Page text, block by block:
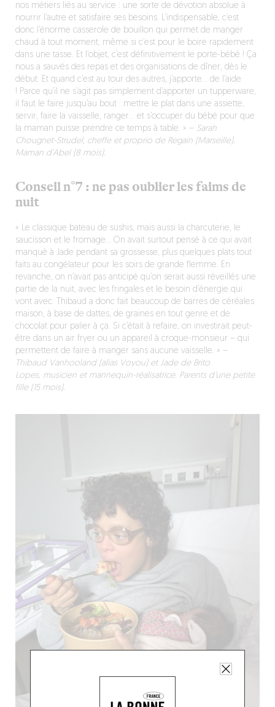
nos métiers liés au service : une sorte de dévotion absolue à
nourrir l’autre et satisfaire ses besoins. L’indispensable, c’est
donc l’énorme casserole de bouillon qui permet de manger
chaud à tout moment, même si c’est pour le boire rapidement
dans une tasse. Et l’objet, c’est définitivement le porte-bébé ! Ça
nous a sauvés des repas et des organisations de dîner, dès le
début. Et quand c’est au tour des autres, j’apporte… de l’aide
! Parce qu’il ne s’agit pas simplement d’apporter un tupperware,
il faut le faire jusqu’au bout : mettre le plat dans une assiette,
servir, faire la vaisselle, ranger… et s’occuper du bébé pour que
la maman puisse prendre ce temps à table. » – Sarah
Chougnet-Strudel, cheffe et proprio de Regain (Marseille).
Maman d’Abel (8 mois).
Conseil n°7 : ne pas oublier les faims de
nuit
« Le classique bateau de sushis, mais aussi la charcuterie, le
saucisson et le fromage… On avait surtout pensé à ce qui avait
manqué à Jade pendant sa grossesse, plus quelques plats tout
faits au congélateur pour les soirs de grande flemme. En
revanche, on n’avait pas anticipé qu’on serait aussi réveillés une
partie de la nuit, avec les fringales et le besoin d’énergie qui
vont avec. Thibaud a donc fait beaucoup de barres de céréales
maison, à base de dattes, de graines en tout genre et de
chocolat pour palier à ça. Si c’était à refaire, on investirait peut-
être dans un air fryer ou un appareil à croque-monsieur – qui
permettent de faire à manger sans aucune vaisselle. » –
Thibaud Vanhooland (alias Voyou) et Jade de Brito
Lopes, musicien et mannequin-réalisatrice. Parents d’une petite
fille (15 mois).